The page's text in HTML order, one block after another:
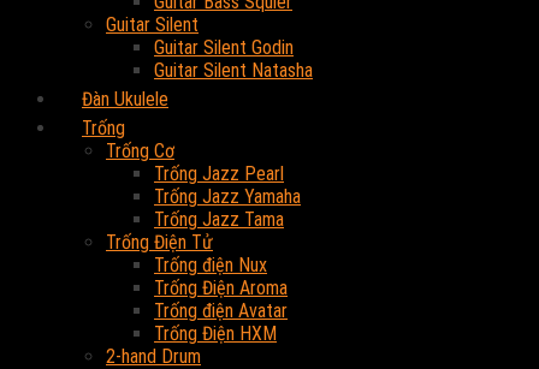
Guitar Silent
Guitar Silent Godin
Guitar Silent Natasha
Đàn Ukulele
Trống
Trống Cơ
Trống Jazz Pearl
Trống Jazz Yamaha
Trống Jazz Tama
Trống Điện Tử
Trống điện Nux
Trống Điện Aroma
Trống điện Avatar
Trống Điện HXM
2-hand Drum